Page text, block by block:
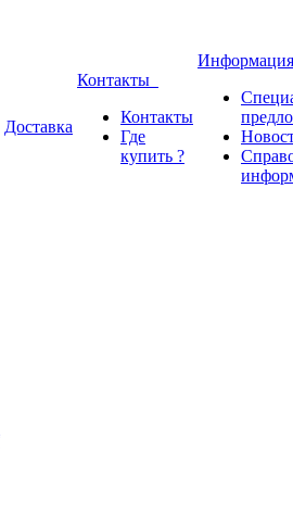
Доставка
Контакты
Контакты
Где
купить ?